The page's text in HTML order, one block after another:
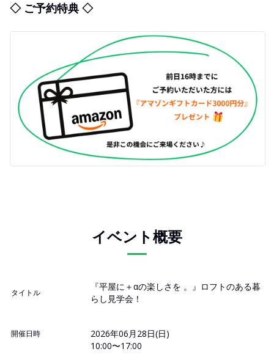
◇ ご予約特典 ◇
イベント概要
タイトル
『平屋に＋αの楽しさを 。』ロフトのある暮
らし見学会！
開催日時
2026年06月28日(日)
10:00〜17:00